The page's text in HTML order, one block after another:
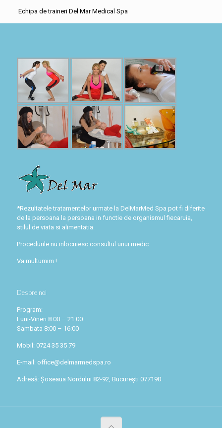
Echipa de traineri Del Mar Medical Spa
*Rezultatele tratamentelor urmate la DelMarMed Spa pot fi diferite
de la persoana la persoana in functie de organismul fiecaruia,
stilul de viata si alimentatia.
Procedurile nu inlocuiesc consultul unui medic.
Va multumim !
Despre noi
Program:
Luni-Vineri 8:00 – 21:00
Sambata 8:00 – 16:00
Mobil: 0724 35 35 79
E-mail: office@delmarmedspa.ro
Adresă: Șoseaua Nordului 82-92, București 077190